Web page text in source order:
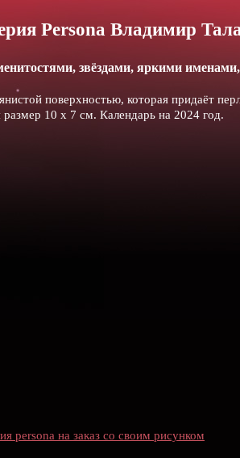
Persona Владимир
звёздами, яркими
поверхностью, которая придаёт
10 x 7 см. Календарь на 2024 год.
persona на заказ со своим рисунком